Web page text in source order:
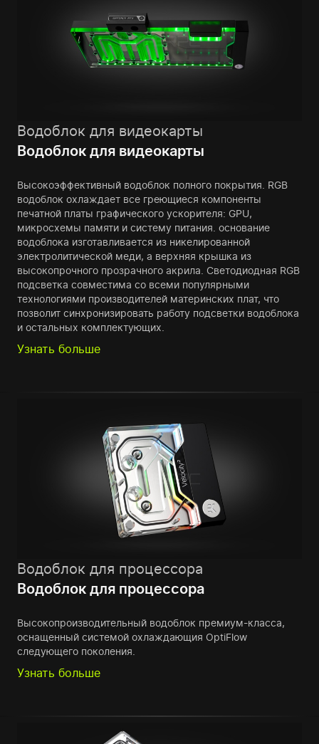
Водоблок для видеокарты
Водоблок для видеокарты
Высокоэффективный водоблок полного покрытия. RGB
водоблок охлаждает все греющиеся компоненты
печатной платы графического ускорителя: GPU,
микросхемы памяти и систему питания. основание
водоблока изготавливается из никелированной
электролитической меди, а верхняя крышка из
высокопрочного прозрачного акрила. Светодиодная RGB
подсветка совместима со всеми популярными
технологиями производителей материнских плат, что
позволит синхронизировать работу подсветки водоблока
и остальных комплектующих.
Узнать больше
Водоблок для процессора
Водоблок для процессора
Высокопроизводительный водоблок премиум-класса,
оснащенный системой охлаждающия OptiFlow
следующего поколения.
Узнать больше